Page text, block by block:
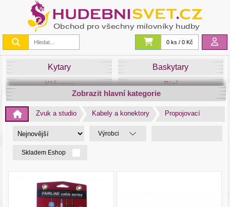
0 ks / 0 Kč
Kytary
Baskytary
Klávesy
Bicí
Smyčce
Dechy
Světla
Zvuk&Studio
Zobrazit hlavní kategorie
Zvuk a studio Kabely a konektory Propojovací
Výrobci
Skladem Eshop